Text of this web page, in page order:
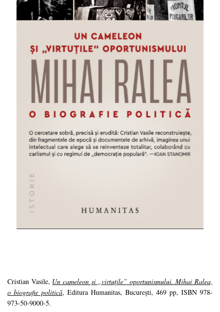
Cristian Vasile, Un cameleon și „virtuțile” oportunismului. Mihai Ralea,
o biografie politică, Editura Humanitas, București, 469 pp, ISBN 978-
973-50-9000-5.